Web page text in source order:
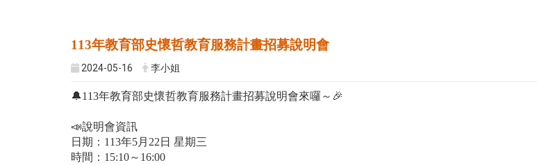
113年教育部史懷哲教育服務計畫招募說明會
2024-05-16 李小姐
🔔113年教育部史懷哲教育服務計畫招募說明會來囉～🎉
📣說明會資訊
日期：113年5月22日 星期三
時間：15:10～16:00